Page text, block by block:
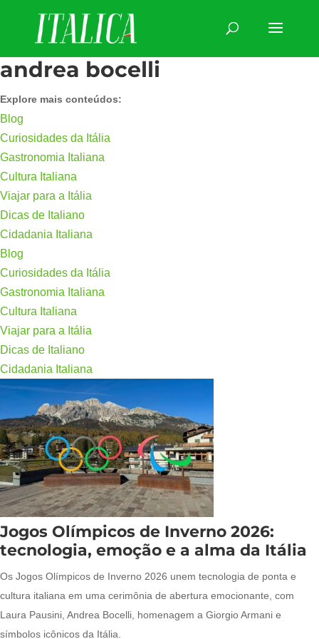
andrea bocelli
Explore mais conteúdos:
Blog
Curiosidades da Itália
Gastronomia Italiana
Cultura Italiana
Viajar para a Itália
Dicas de Italiano
Cidadania Italiana
Blog
Curiosidades da Itália
Gastronomia Italiana
Cultura Italiana
Viajar para a Itália
Dicas de Italiano
Cidadania Italiana
Jogos Olímpicos de Inverno 2026:
tecnologia, emoção e a alma da Itália
Os Jogos Olímpicos de Inverno 2026 unem tecnologia de ponta e
cultura italiana em uma cerimônia de abertura emocionante, com
Laura Pausini, Andrea Bocelli, homenagem a Giorgio Armani e
símbolos icônicos da Itália.